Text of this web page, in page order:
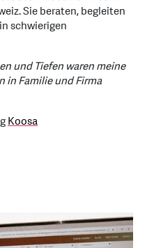
Sie beraten, begleiten
schwierigen
und Tiefen waren meine
in Familie und Firma
Koosa